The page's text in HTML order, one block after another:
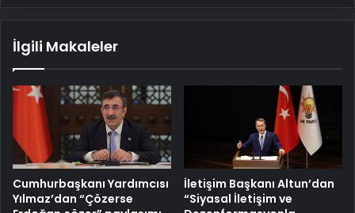
İlgili Makaleler
Cumhurbaşkanı Yardımcısı
Yılmaz’dan “Çözerse
İletişim Başkanı Altun’dan
“Siyasal İletişim ve